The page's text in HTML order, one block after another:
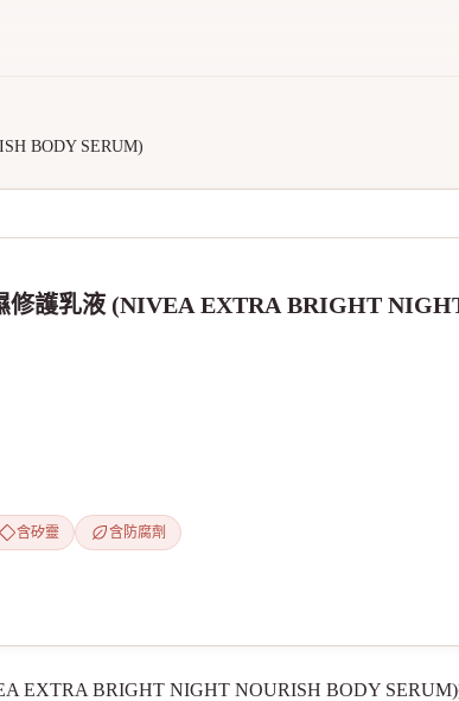
BODY SERUM)
修護乳液 (NIVEA EXTRA BRIGHT
含矽靈 含防腐劑
EXTRA BRIGHT NIGHT NOURISH BODY